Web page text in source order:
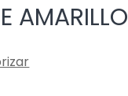
AMARILLO